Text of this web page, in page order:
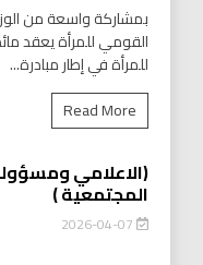
بمشاركة واسعة من
القومي للمرأة يعقد
للمرأة في إطار مبادرة...
Read More
(الاعلامي
المجتمعية )
2026-04-07